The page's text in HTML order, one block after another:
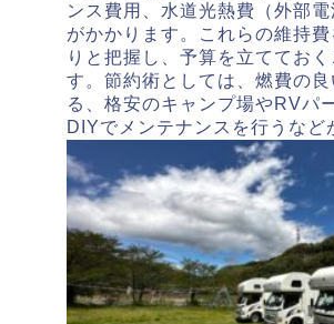
ンス費用、水道光熱費（外部
がかかります。これらの維持
りと把握し、予算を立ててお
す。節約術としては、燃費の
る、格安のキャンプ場やRVパ
DIYでメンテナンスを行うなど